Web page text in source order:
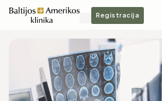
Registracija